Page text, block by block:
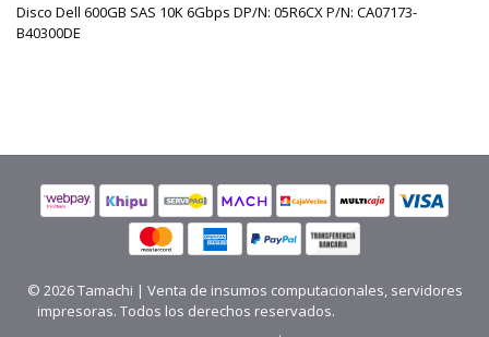
Disco Dell 600GB SAS 10K 6Gbps DP/N: 05R6CX P/N: CA07173-
B40300DE
© 2026 Tamachi | Venta de insumos computacionales, servidores
impresoras. Todos los derechos reservados.
.